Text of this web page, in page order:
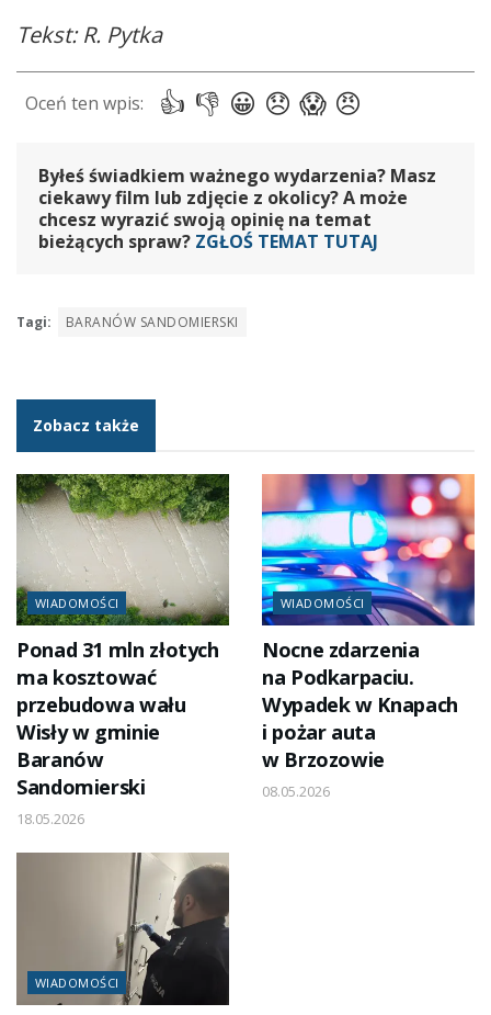
Tekst: R. Pytka
Byłeś świadkiem ważnego wydarzenia? Masz
ciekawy film lub zdjęcie z okolicy? A może
chcesz wyrazić swoją opinię na temat
bieżących spraw? ZGŁOŚ TEMAT TUTAJ
Tagi: BARANÓW SANDOMIERSKI
Zobacz także
WIADOMOŚCI
Ponad 31 mln złotych
ma kosztować
przebudowa wału
Wisły w gminie
Baranów
Sandomierski
18.05.2026
WIADOMOŚCI
Nocne zdarzenia
na Podkarpaciu.
Wypadek w Knapach
i pożar auta
w Brzozowie
08.05.2026
WIADOMOŚCI